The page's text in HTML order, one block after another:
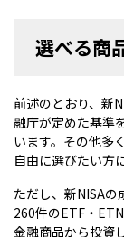
選べる商
前述のとおり、新
融庁が定めた基準
います。その他多
自由に選びたい方
ただし、新NISA
260件のETF・
金融商品から投資